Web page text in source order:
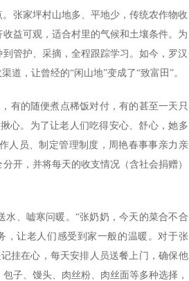
张家坪村山地多、平地少，传统农作物收
益可观，适合村里的气候和土壤条件。为
管护、采摘，全程跟踪学习。如今，罗汉
，让曾经的“闲山地”变成了“致富田”。
有的随便煮点稀饭对付，有的甚至一天只
心。为了让老人们吃得安心、舒心，她多
人员、制定管理制度，周艳春事事亲力亲
开，并将每天的收支情况（含社会捐赠）
、嘘寒问暖。“张奶奶，今天的菜合不合
，让老人们感受到家一般的温暖。对于张
挂在心，每天安排人员送餐上门，确保他
子、馒头、肉丝粉、肉丝面等多种选择，